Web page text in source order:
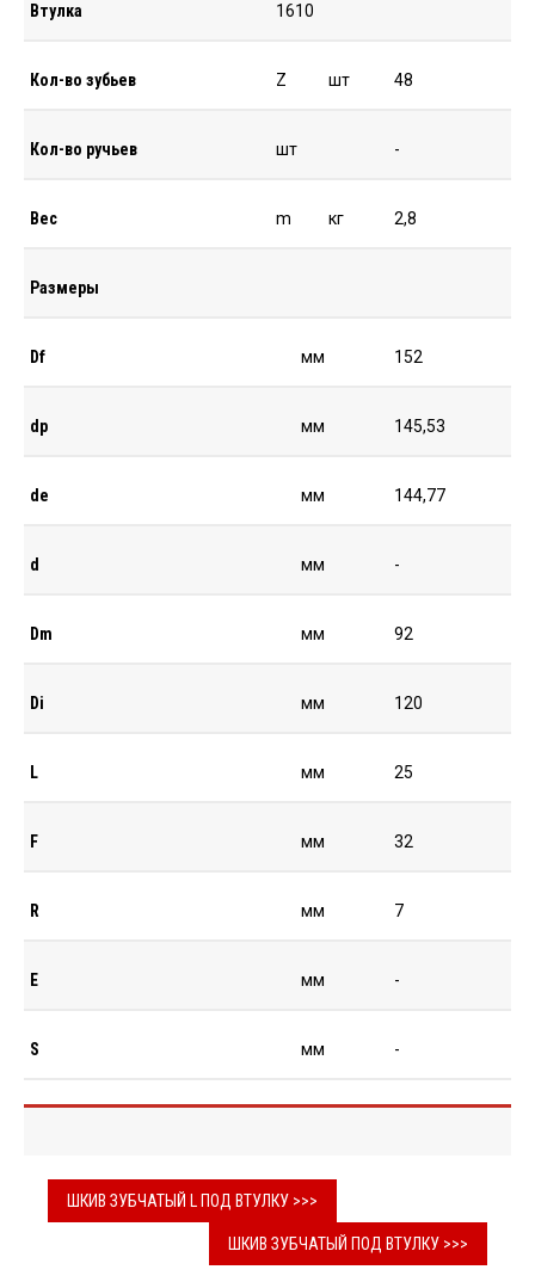
Втулка 1610
Кол-во зубьев Z шт 48
Кол-во ручьев шт -
Вес m кг 2,8
Размеры
Df мм 152
dp мм 145,53
de мм 144,77
d мм -
Dm мм 92
Di мм 120
L мм 25
F мм 32
R мм 7
E мм -
S мм -
ШКИВ ЗУБЧАТЫЙ L ПОД ВТУЛКУ >>>
ШКИВ ЗУБЧАТЫЙ ПОД ВТУЛКУ >>>